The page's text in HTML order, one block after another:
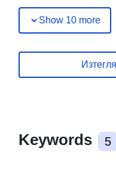
Show 10 more
Keywords 5